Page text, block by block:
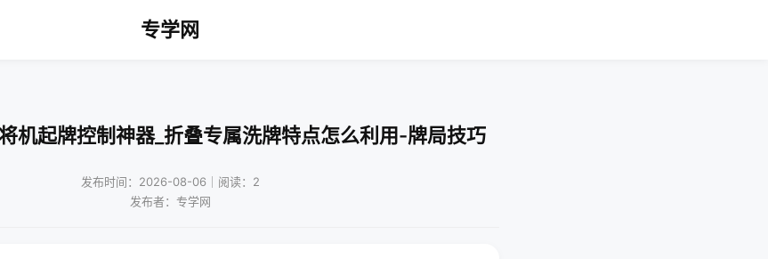
专学网
机起牌控制神器_折叠专属洗牌特点怎么利用-牌局技巧
发布时间：2026-08-06｜阅读：2
发布者：专学网